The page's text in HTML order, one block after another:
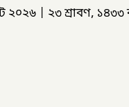
২০২৬ ২৩ শ্রাবণ, ১৪৩৩